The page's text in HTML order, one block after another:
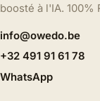
boosté à l'IA. 100%
info@owedo.be
+32 491 91 61 78
WhatsApp